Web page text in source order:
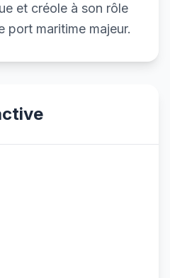
et créole à son rôle
port maritime majeur.